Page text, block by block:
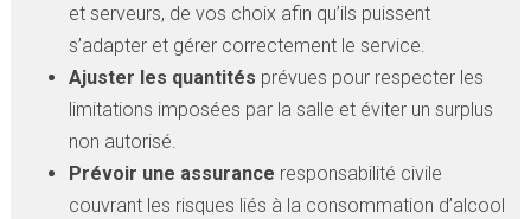
et serveurs, de vos choix afin qu’ils puissent
s’adapter et gérer correctement le service.
Ajuster les quantités prévues pour respecter les
limitations imposées par la salle et éviter un surplus
non autorisé.
Prévoir une assurance responsabilité civile
couvrant les risques liés à la consommation d’alcool